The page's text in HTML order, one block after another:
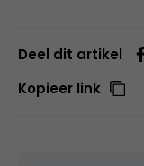
Deel dit artikel
Kopieer link